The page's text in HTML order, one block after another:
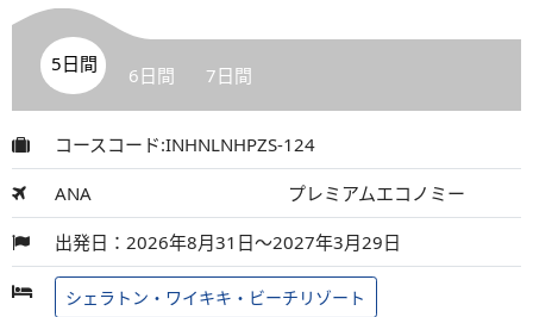
5日間 6日間 7日間
コースコード:INHNLNHPZS-124
ANA プレミアムエコノミー
出発日：2026年8月31日～2027年3月29日
シェラトン・ワイキキ・ビーチリゾート